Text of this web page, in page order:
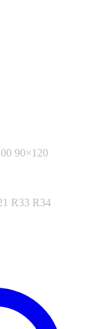
90×120
R33 R34